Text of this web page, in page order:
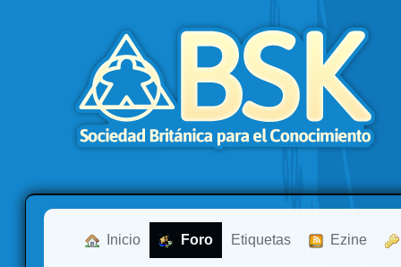
Inicio Foro Etiquetas Ezine